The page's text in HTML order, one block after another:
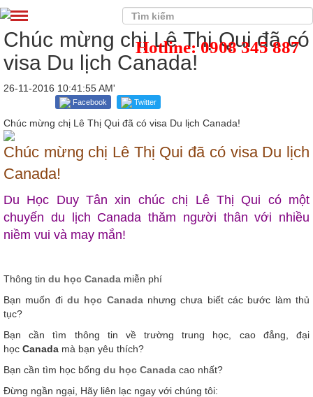
Hotline: 0908 345 887
Chúc mừng chị Lê Thị Qui đã có
visa Du lịch Canada!
26-11-2016 10:41:55 AM'
Facebook Twitter
Chúc mừng chị Lê Thị Qui đã có visa Du lịch Canada!
Chúc mừng chị Lê Thị Qui đã có visa Du lịch
Canada!
Du Học Duy Tân xin chúc chị Lê Thị Qui có một
chuyến du lịch Canada thăm người thân với nhiều
niềm vui và may mắn!
Thông tin du học Canada miễn phí
Bạn muốn đi du học Canadanhưng chưa biết các bước làm thủ
tục?
Bạn cần tìm thông tin về trường trung học, cao đẳng, đại
học Canada mà bạn yêu thích?
Bạn cần tìm học bổng du học Canada cao nhất?
Đừng ngần ngại, Hãy liên lạc ngay với chúng tôi: